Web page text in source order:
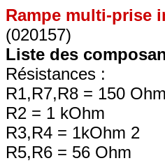
Rampe multi-prise
(020157)
Liste des
Résistances :
R1,R7,R8 = 150 Ohm
R2 = 1 kOhm
R3,R4 = 1kOhm 2
R5,R6 = 56 Ohm